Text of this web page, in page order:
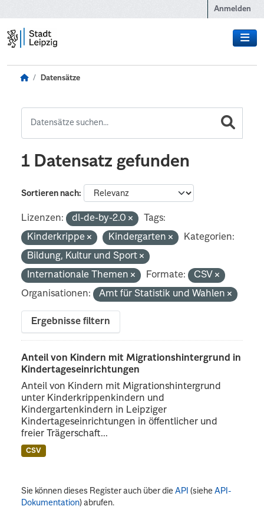
Anmelden
Datensätze
1 Datensatz gefunden
Sortieren nach
Lizenzen: dl-de-by-2.0
Tags:
Kinderkrippe
Kindergarten
Kategorien:
Bildung, Kultur und Sport
Internationale Themen
Formate:
CSV
Organisationen:
Amt für Statistik und Wahlen
Ergebnisse filtern
Anteil von Kindern mit Migrationshintergrund in
Kindertageseinrichtungen
Anteil von Kindern mit Migrationshintergrund
unter Kinderkrippenkindern und
Kindergartenkindern in Leipziger
Kindertageseinrichtungen in öffentlicher und
freier Trägerschaft...
CSV
Sie können dieses Register auch über dieAPI (sieheAPI-
Dokumentation) abrufen.